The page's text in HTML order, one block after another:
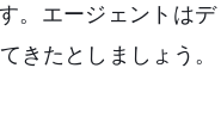
。エージェントはデ
きたとしましょう。